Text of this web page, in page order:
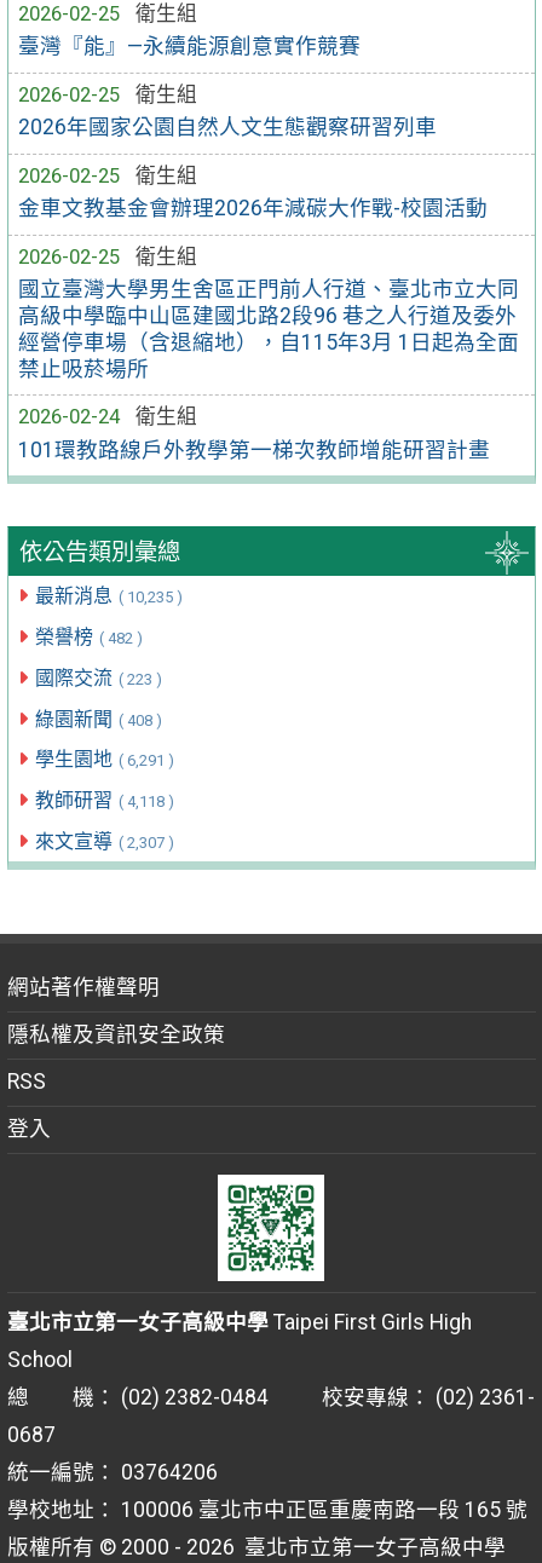
2026-02-25
衛生組
臺灣『能』—永續能源創意實作競賽
2026-02-25
衛生組
2026年國家公園自然人文生態觀察研習列車
2026-02-25
衛生組
金車文教基金會辦理2026年減碳大作戰-校園活動
2026-02-25
衛生組
國立臺灣大學男生舍區正門前人行道、臺北市立大同
高級中學臨中山區建國北路2段96 巷之人行道及委外
經營停車場（含退縮地），自115年3月 1日起為全面
禁止吸菸場所
2026-02-24
衛生組
101環教路線戶外教學第一梯次教師增能研習計畫
依公告類別彙總
最新消息 ( 10,235 )
榮譽榜 ( 482 )
國際交流 ( 223 )
綠園新聞 ( 408 )
學生園地 ( 6,291 )
教師研習 ( 4,118 )
來文宣導 ( 2,307 )
網站著作權聲明
隱私權及資訊安全政策
RSS
登入
臺北市立第一女子高級中學Taipei First Girls High
School
總 機： (02) 2382-0484 校安專線： (02) 2361-
0687
統一編號： 03764206
學校地址： 100006 臺北市中正區重慶南路一段 165 號
版權所有 © 2000 - 2026 臺北市立第一女子高級中學